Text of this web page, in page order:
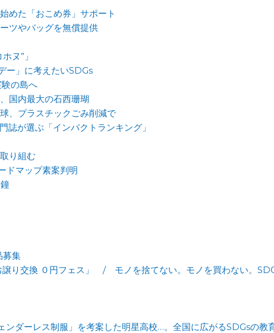
めた「おこめ券」サポート
ツやバッグを無償提供
ヌ”」
ー」に考えたいSDGs
の島へ
国内最大の石西珊瑚
、プラスチックごみ削減で
が選ぶ「インパクトランキング」
り組む
ドマップ素案判明
募集
り交換 ０円フェス」 / モノを捨てない。モノを買わない。
ンダーレス制服」を考案した明星高校…。全国に広がるSDGsの教